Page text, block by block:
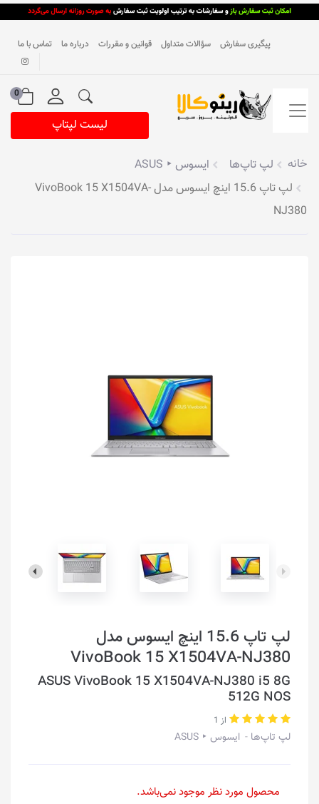
پیگیری سفارش سؤالات متداول قوانین و مقررات درباره ما تماس با ما
0
لیست لپتاپ
خانه لپ تاپ‌ها
ایسوس ‣ ASUS
لپ تاپ 15.6 اینچ ایسوس مدل VivoBook 15 X1504VA-
NJ380
لپ تاپ 15.6 اینچ ایسوس مدل
VivoBook 15 X1504VA-NJ380
ASUS VivoBook 15 X1504VA-NJ380 i5 8G
512G NOS
از 1
لپ تاپ‌ها ایسوس ‣ ASUS
محصول مورد نظر موجود نمی‌باشد.